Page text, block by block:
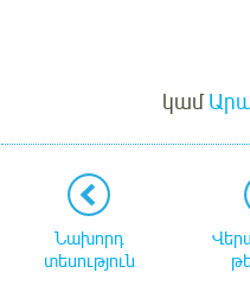
կամ
Նախորդ
տեսություն